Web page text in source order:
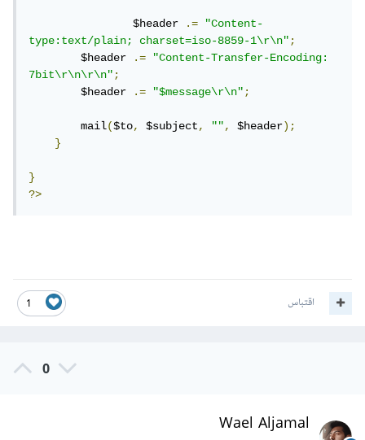
		$header
.=
"Content-
type:text/plain; charset=iso-8859-1\r\n";
        $header
.=
"Content-Transfer-Encoding:
7bit\r\n\r\n";
        $header
.= "$message\r\n";
        mail
($to, $subject, "", $header);
}
}
?>
1 اقتباس
0
Wael Aljamal